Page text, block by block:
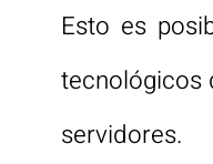
Esto es
tecnológicos
servidores.